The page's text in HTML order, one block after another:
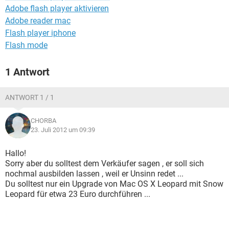
Adobe flash player aktivieren
Adobe reader mac
Flash player iphone
Flash mode
1 Antwort
ANTWORT 1 / 1
CHORBA
23. Juli 2012 um 09:39
Hallo!
Sorry aber du solltest dem Verkäufer sagen , er soll sich
nochmal ausbilden lassen , weil er Unsinn redet ...
Du solltest nur ein Upgrade von Mac OS X Leopard mit Snow
Leopard für etwa 23 Euro durchführen ...